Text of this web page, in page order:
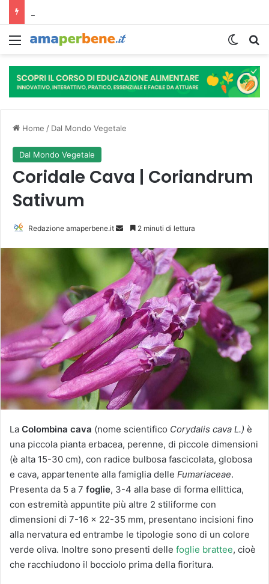
Menu
Home / Dal Mondo Vegetale
Dal Mondo Vegetale
Coridale Cava | Coriandrum
Sativum
Redazione amaperbene.it
v
a
u
n
'
e
m
a
l
2 minuti di lettura
La Colombina cava (nome scientifico Corydalis cava L.) è
una piccola pianta erbacea, perenne, di piccole dimensioni
(è alta 15-30 cm), con radice bulbosa fascicolata, globosa
e cava, appartenente alla famiglia delle Fumariaceae.
Presenta da 5 a 7 foglie, 3-4 alla base di forma ellittica,
con estremità appuntite più altre 2 stiliforme con
dimensioni di 7-16 × 22-35 mm, presentano incisioni fino
alla nervatura ed entrambe le tipologie sono di un colore
verde oliva. Inoltre sono presenti delle foglie brattee, cioè
che racchiudono il bocciolo prima della fioritura.